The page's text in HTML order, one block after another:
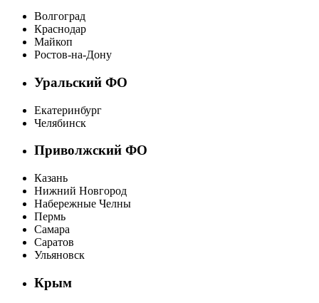
Волгоград
Краснодар
Майкоп
Ростов-на-Дону
Уральский ФО
Екатеринбург
Челябинск
Приволжский ФО
Казань
Нижний Новгород
Набережные Челны
Пермь
Самара
Саратов
Ульяновск
Крым